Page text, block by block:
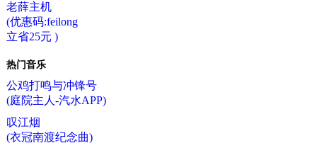
老薛主机
(优惠码:feilong
立省25元 )
热门音乐
公鸡打鸣与冲锋号
(庭院主人-汽水APP)
叹江烟
(衣冠南渡纪念曲)